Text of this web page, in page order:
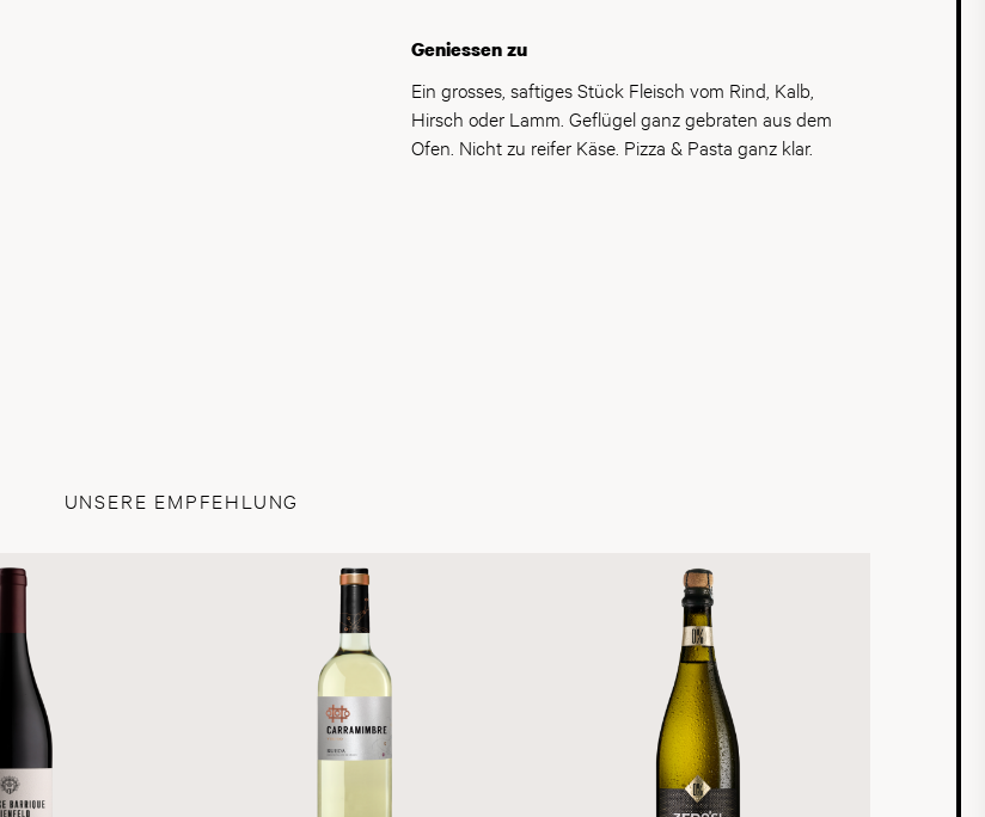
vollmundigen Wein ab.
Geniessen zu
Ein grosses, saftiges Stück Fleisch vom Rind, Kalb,
Hirsch oder Lamm. Geflügel ganz gebraten aus dem
Ofen. Nicht zu reifer Käse. Pizza & Pasta ganz klar.
UNSERE EMPFEHLUNG